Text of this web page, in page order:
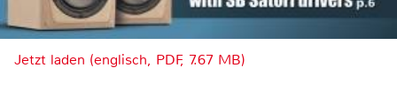
Jetzt laden (englisch, PDF, 7.67 MB)